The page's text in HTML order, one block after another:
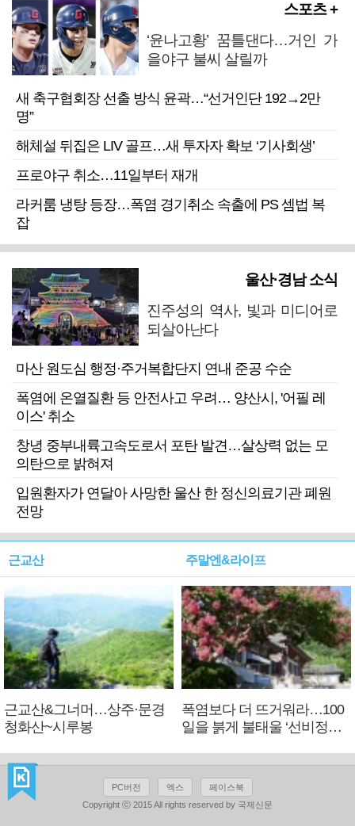
스포츠 +
‘윤나고황’ 꿈틀댄다…거인 가
을야구 불씨 살릴까
새 축구협회장 선출 방식 윤곽…“선거인단 192→2만
명”
해체설 뒤집은 LIV 골프…새 투자자 확보 ‘기사회생’
프로야구 취소…11일부터 재개
라커룸 냉탕 등장…폭염 경기취소 속출에 PS 셈법 복
잡
울산·경남 소식
진주성의 역사, 빛과 미디어로
되살아난다
마산 원도심 행정·주거복합단지 연내 준공 수순
폭염에 온열질환 등 안전사고 우려… 양산시, '어필 레
이스' 취소
창녕 중부내륙고속도로서 포탄 발견…살상력 없는 모
의탄으로 밝혀져
입원환자가 연달아 사망한 울산 한 정신의료기관 폐원
전망
근교산
근교산&그너머…상주·문경
청화산~시루봉
주말엔&라이프
폭염보다 더 뜨거워라…100
일을 붉게 불태울 ‘선비정신’
PC버전 엑스
페이스북
Copyright ⓒ 2015 All rights reserved by 국제신문